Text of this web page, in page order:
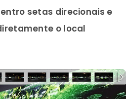
setas direcionais e
o local